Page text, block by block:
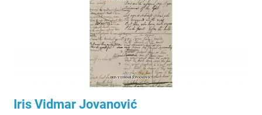
Iris Vidmar Jovanović